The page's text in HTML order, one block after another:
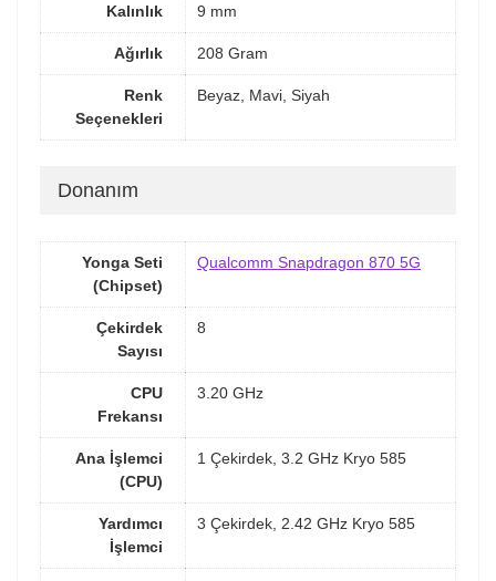
Kalınlık 9 mm
Ağırlık 208 Gram
Renk
Seçenekleri
Beyaz, Mavi, Siyah
Donanım
Yonga Seti
(Chipset)
Qualcomm Snapdragon 870 5G
Çekirdek
Sayısı
8
CPU
Frekansı
3.20 GHz
Ana İşlemci
(CPU)
1 Çekirdek, 3.2 GHz Kryo 585
Yardımcı
İşlemci
3 Çekirdek, 2.42 GHz Kryo 585